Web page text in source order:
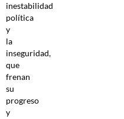
inestabilidad
política
y
la
inseguridad,
que
frenan
su
progreso
y